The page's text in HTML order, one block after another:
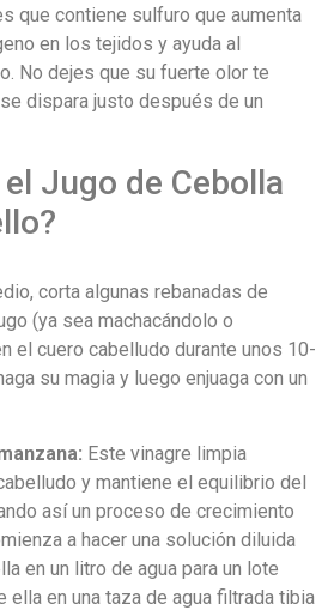
que contiene sulfuro que aumenta
en los tejidos y ayuda al
No dejes que su fuerte olor te
dispara justo después de un
Jugo de Cebolla
corta algunas rebanadas de
(ya sea machacándolo o
el cuero cabelludo durante unos 10-
su magia y luego enjuaga con un
Este vinagre limpia
y mantiene el equilibrio del
así un proceso de crecimiento
a hacer una solución diluida
en un litro de agua para un lote
ella en una taza de agua filtrada tibia